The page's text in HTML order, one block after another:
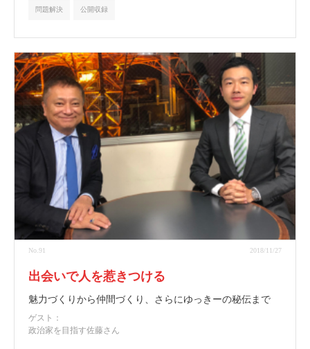
問題解決 公開収録
No.91 2018/11/27
出会いで人を惹きつける
魅力づくりから仲間づくり、さらにゆっきーの秘伝まで
ゲスト：
政治家を目指す佐藤さん